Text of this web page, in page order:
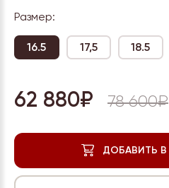
Размер:
16.5 17,5 18.5
62 880₽ 78 600₽